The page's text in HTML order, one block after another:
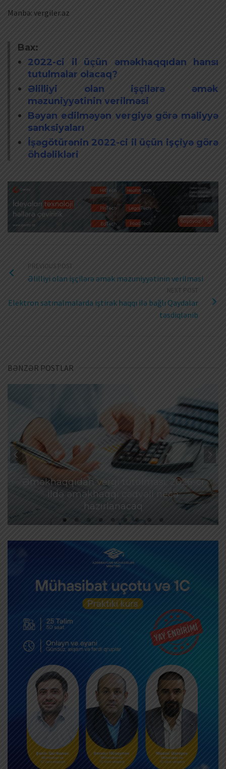
Mənbə: vergiler.az
Bax:
2022-ci il üçün əməkhaqqıdan hansı
tutulmalar olacaq?
Əlilliyi olan işçilərə əmək
məzuniyyətinin verilməsi
Bəyan edilməyən vergiyə görə maliyyə
sanksiyaları
İşəgötürənin 2022-ci il üçün işçiyə görə
öhdəlikləri
PREVIOUS POST
Əlilliyi olan işçilərə əmək məzuniyyətinin verilməsi
NEXT POST
Elektron satınalmalarda iştirak haqqı ilə bağlı Qaydalar
təsdiqlənib
BƏNZƏR POSTLAR
Əməkhaqqıdan vergi tutulması: 2026-cı
ildə əməkhaqqı cədvəli necə
hazırlanacaq